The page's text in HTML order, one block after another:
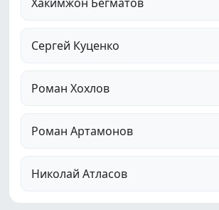
Сергей Куценко
Роман Хохлов
Роман Артамонов
Николай Атласов